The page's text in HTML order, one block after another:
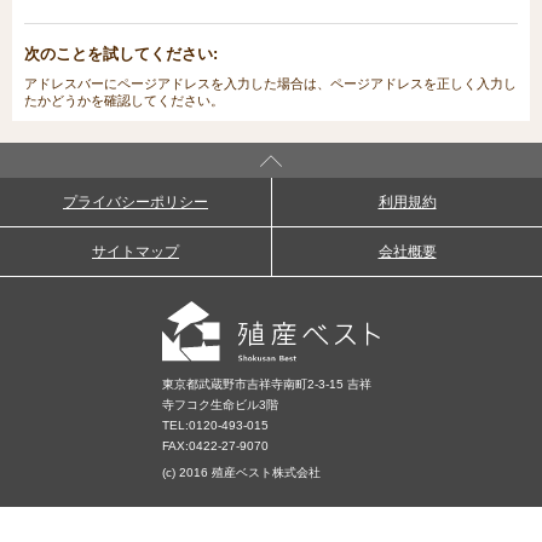
次のことを試してください:
アドレスバーにページアドレスを入力した場合は、ページアドレスを正しく入力し
たかどうかを確認してください。
プライバシーポリシー 利用規約
サイトマップ 会社概要
東京都武蔵野市吉祥寺南町2-3-15 吉祥
寺フコク生命ビル3階
TEL:0120-493-015
FAX:0422-27-9070
(c) 2016 殖産ベスト株式会社